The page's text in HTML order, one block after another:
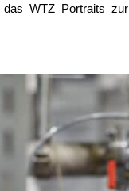
das WTZ Portraits zur